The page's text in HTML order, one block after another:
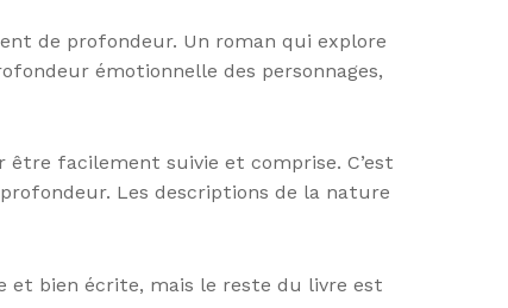
de profondeur. Un roman qui explore
émotionnelle des personnages,
facilement suivie et comprise. C’est
Les descriptions de la nature
et bien écrite, mais le reste du livre est